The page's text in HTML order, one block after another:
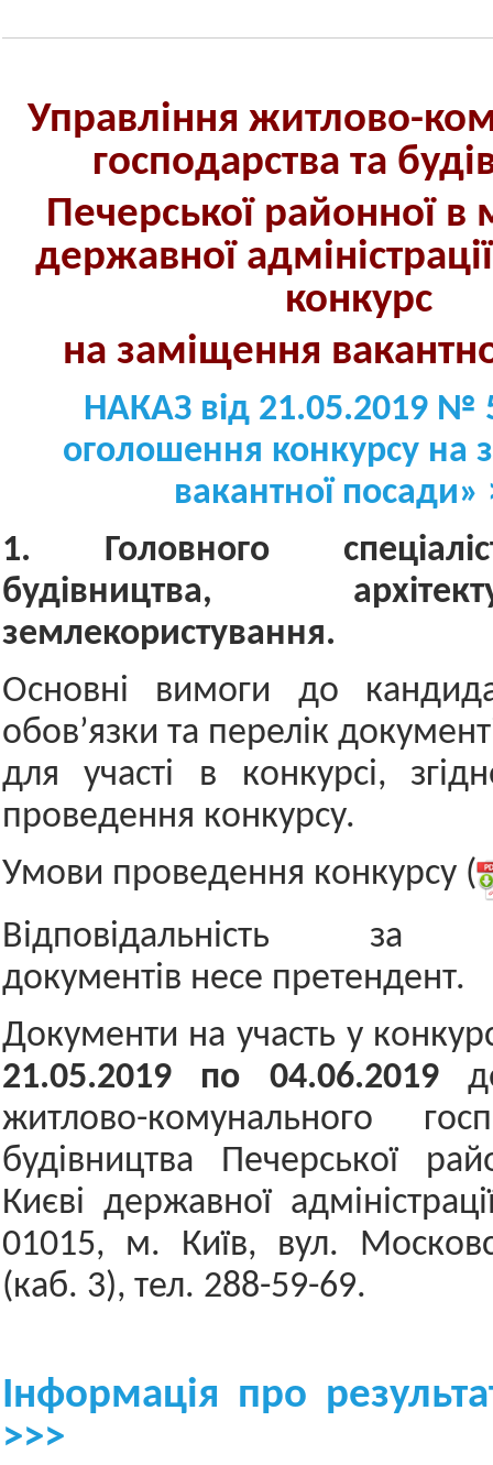
Управління житлово-
господарства та
Печерської районної в
державної
конкурс
на заміщення вакант
НАКАЗ від 21.05.2019 №
оголошення конкурсу на
вакантної посади»
1. Головного
будівництва,
землекористування.
Основні вимоги до
обов’язки та перелік
для участі в конкурсі,
проведення конкурсу.
Умови проведення конкурсу (
Відповідальність за
документів несе претендент.
Документи на участь у
21.05.2019по 04.06.2019
житлово-комунального
будівництва Печерської
Києві державної
01015, м. Київ, вул.
(каб. 3), тел. 288-59-69.
Інформація про
>>>